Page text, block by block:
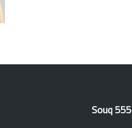
Souq 555